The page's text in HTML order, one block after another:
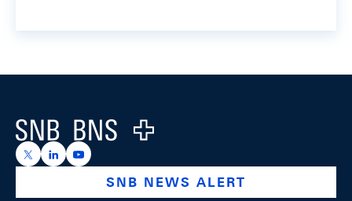
Logo
https://x.com/snb_bns
https://ch.linkedin.com/company/swiss-national-
https://www.youtube.com/@swissnationalbank
SNB NEWS ALERT